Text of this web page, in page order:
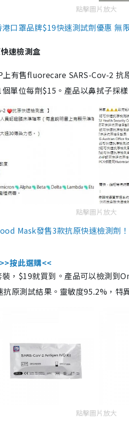
點擊圖片放大
口罩品牌$19快速測試劑優惠 無
速檢測盒
有售fluorecare SARS-Cov-2
單位每劑$15。產品以鼻拭子採
點擊圖片放大
Mask發售3款抗原快速檢測劑
>>按此選購<<
，$19就買到。產品可以檢測
原測試結果。靈敏度95.2%，特
點擊圖片放大